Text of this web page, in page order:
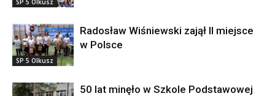
SP 5 Olkusz
Radosław Wiśniewski zajął II miejsce
w Polsce
50 lat minęło w Szkole Podstawowej